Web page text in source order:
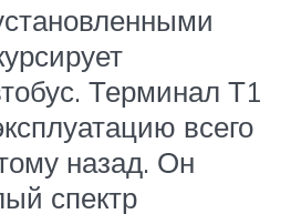
Терминал Т1
всего
назад. Он
спектр